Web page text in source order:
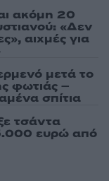
ακόμη 20
«Δεν
αιχμές για
μετά το
φωτιάς –
σπίτια
τσάντα
ευρώ από